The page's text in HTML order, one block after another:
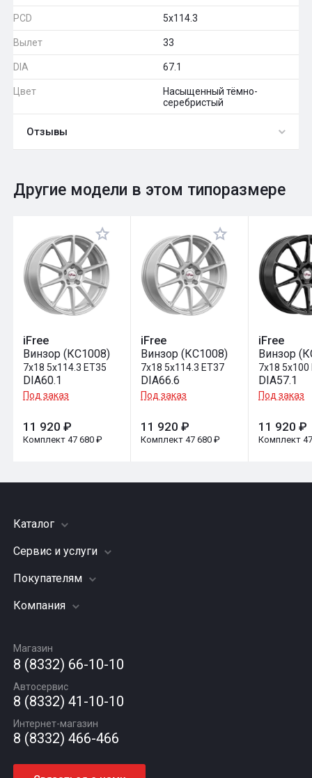
PCD 5x114.3
Вылет 33
DIA 67.1
Цвет
Насыщенный тёмно-
серебристый
Отзывы
Оставить отзыв
Общий рейтинг 0
Другие модели в этом типоразмере
iFree
Винзор (КС1008)
7x18 5x114.3 ET35
DIA60.1
Под заказ
11 920 ₽
Комплект 47 680 ₽
iFree
Винзор (КС1008)
7x18 5x114.3 ET37
DIA66.6
Под заказ
11 920 ₽
Комплект 47 680 ₽
iFree
Винзор
7x18 5x100
DIA57.1
Под заказ
11 920 ₽
Комплект
Каталог
Шины
Грузовые шины
Диски
Автомасла
Сервис и услуги
Заправка кондиционера
Подвеска (ходовая часть)
Шиномонтаж
Покупателям
Акции
Гарантии и возврат
Компания
Вакансии
Новости
Статьи
Контакты
Магазин
8 (8332) 66-10-10
Автосервис
8 (8332) 41-10-10
Интернет-магазин
8 (8332) 466-466